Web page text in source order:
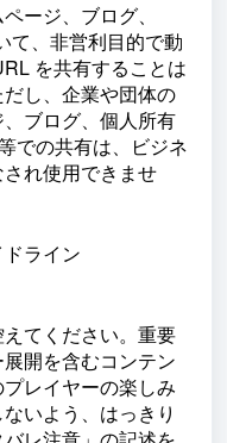
ージ、ブログ、
て、非営利目的で動
を共有することは
し、企業や団体の
ブログ、個人所有
での共有は、ビジネ
れ使用できませ
ライン
てください。重要
開を含むコンテン
レイヤーの楽しみ
いよう、はっきり